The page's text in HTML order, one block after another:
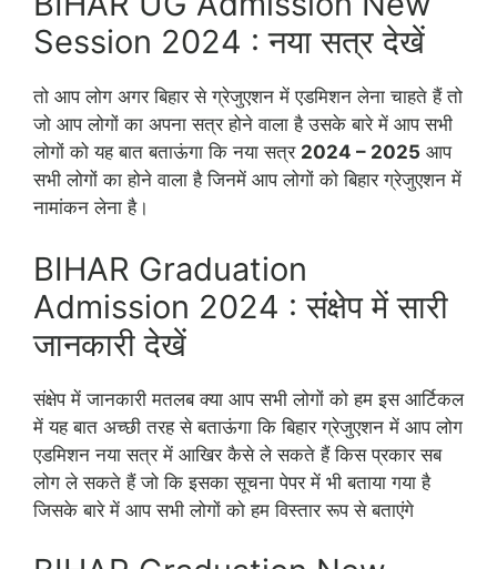
Session 2024 : नया सत्र देखें
तो आप लोग अगर बिहार से ग्रेजुएशन में एडमिशन लेना चाहते हैं तो
जो आप लोगों का अपना सत्र होने वाला है उसके बारे में आप सभी
लोगों को यह बात बताऊंगा कि नया सत्र 2024 – 2025 आप
सभी लोगों का होने वाला है जिनमें आप लोगों को बिहार ग्रेजुएशन में
नामांकन लेना है।
BIHAR Graduation
Admission 2024 : संक्षेप में सारी
जानकारी देखें
संक्षेप में जानकारी मतलब क्या आप सभी लोगों को हम इस आर्टिकल
में यह बात अच्छी तरह से बताऊंगा कि बिहार ग्रेजुएशन में आप लोग
एडमिशन नया सत्र में आखिर कैसे ले सकते हैं किस प्रकार सब
लोग ले सकते हैं जो कि इसका सूचना पेपर में भी बताया गया है
जिसके बारे में आप सभी लोगों को हम विस्तार रूप से बताएंगे